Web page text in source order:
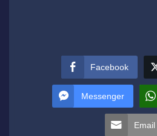
Facebook
Messenger
Email